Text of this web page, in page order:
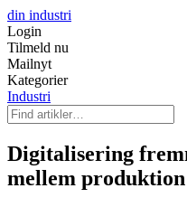
din industri
Login
Tilmeld nu
Mailnyt
Kategorier
Industri
Digitalisering
mellem